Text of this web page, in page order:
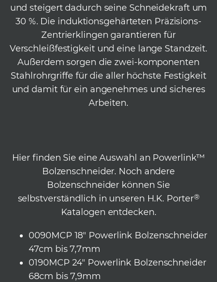
und steigert dadurch seine Schneidekraft um
30 %. Die induktionsgehärteten Präzisions-
Zentrierklingen garantieren für
Verschleißfestigkeit und eine lange Standzeit.
Außerdem sorgen die zwei-komponenten
Stahlrohrgriffe für die aller höchste Festigkeit
und damit für ein angenehmes und sicheres
Arbeiten.
Hier finden Sie eine Auswahl an Powerlink™
Bolzenschneider. Noch andere
Bolzenschneider können Sie
selbstverständlich in unseren H.K. Porter®
Katalogen entdecken.
0090MCP 18″ Powerlink Bolzenschneider
47cm bis 7,7mm
0190MCP 24″ Powerlink Bolzenschneider
68cm bis 7,9mm